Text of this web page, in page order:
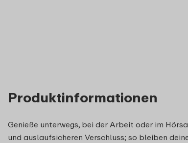
Produktinformationen
Genieße unterwegs, bei der Arbeit oder im
und auslaufsicheren Verschluss; so bleiben